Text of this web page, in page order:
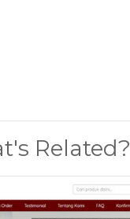
Related?